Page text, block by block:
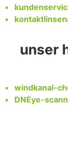
•
•
unser
• windkanal-
• DNEye-